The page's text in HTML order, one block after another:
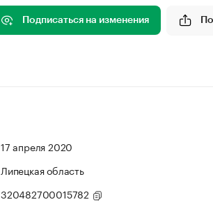
Подписаться на изменения
17 апреля 2020
Липецкая область
320482700015782